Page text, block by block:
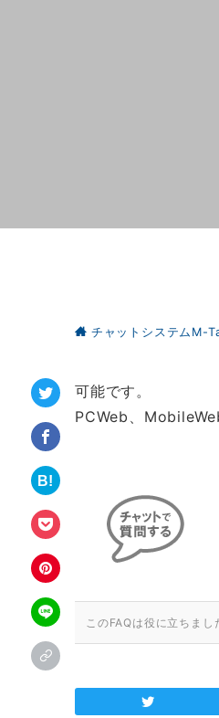
チャットシステムM-
可能です。
PCWeb、
このFAQは役に立ちまし